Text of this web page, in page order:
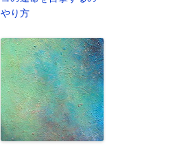
やり方